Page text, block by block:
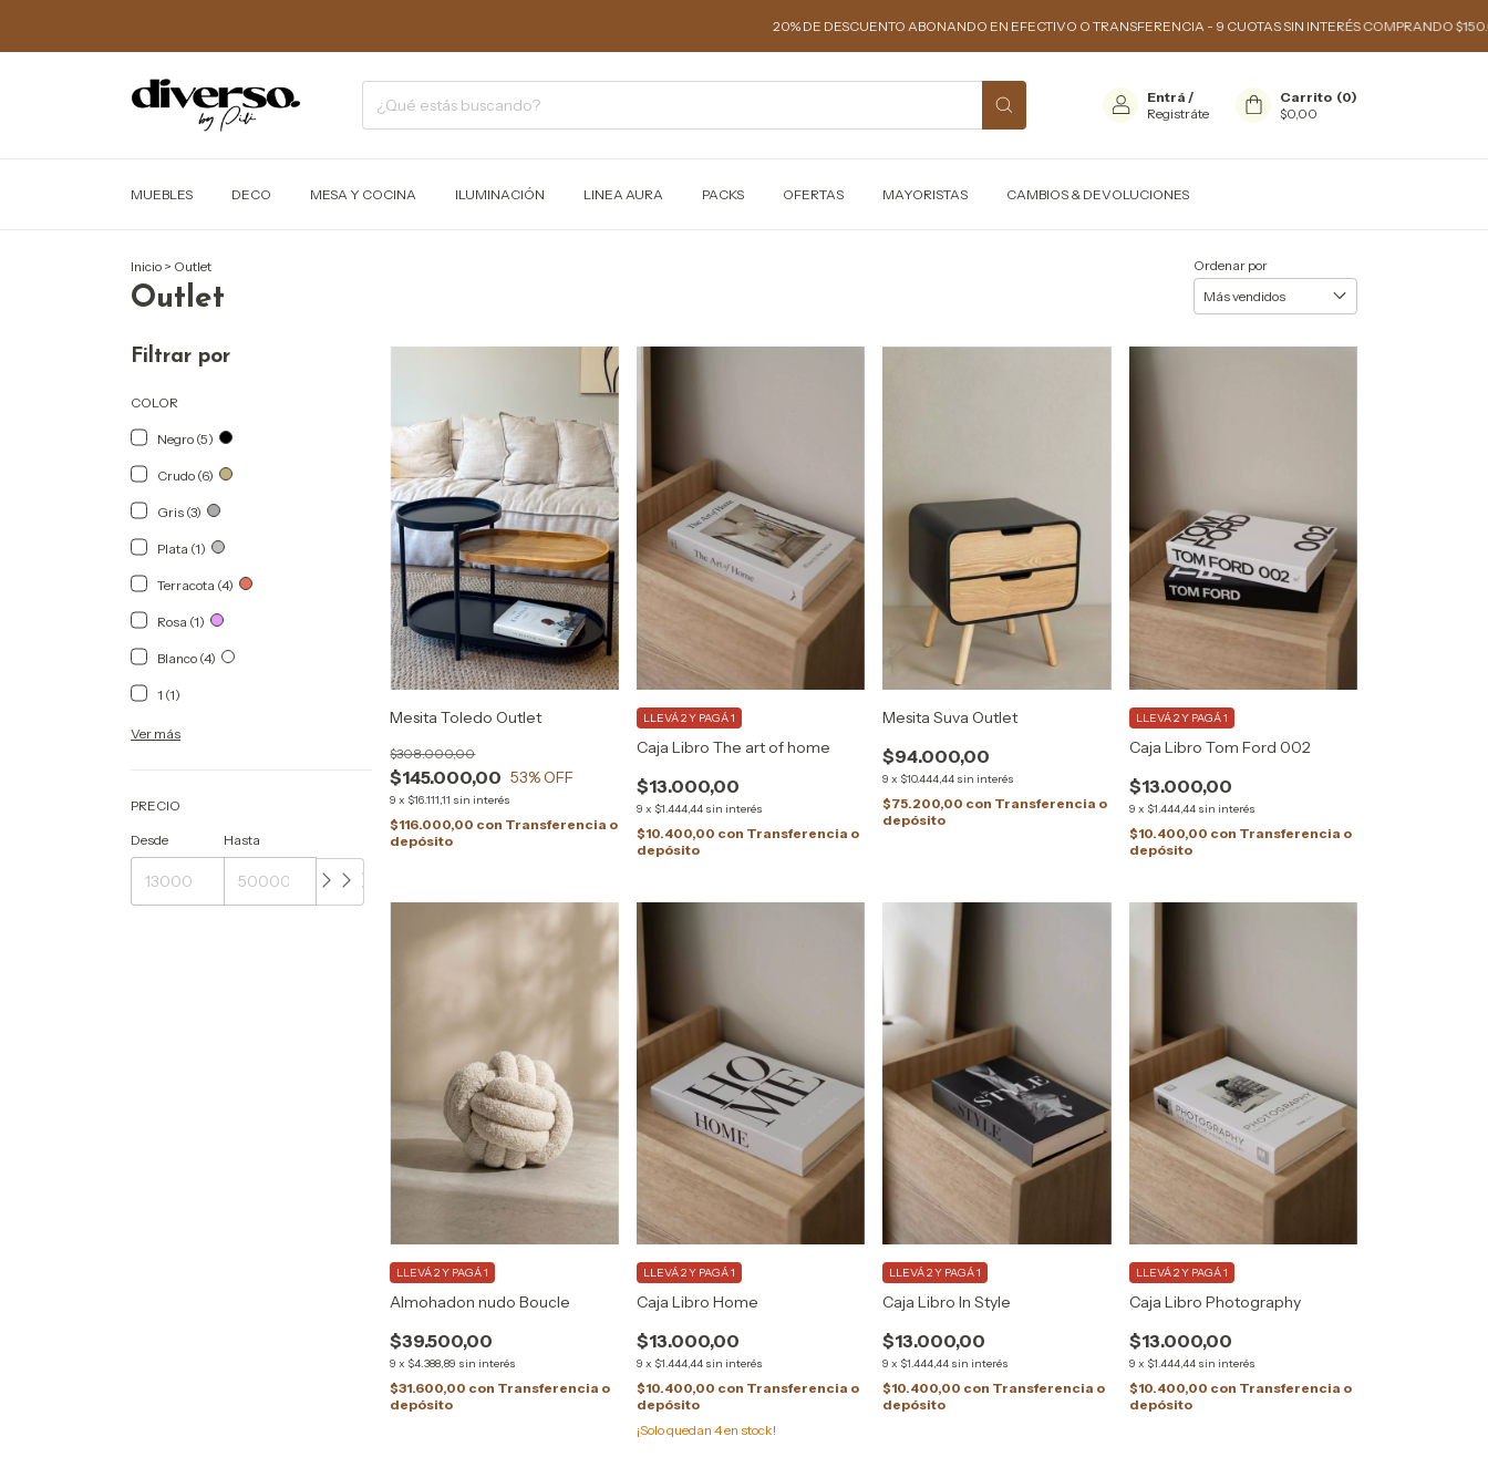
20% DE DESCUENTO ABONANDO EN EFECTIVO O TRANSFERENCIA - 9 CUOTAS SIN INTERÉS COMPRANDO $150.000 O MÁS - 3
Entrá /
Registráte
Carrito (0)
$0,00
MUEBLES DECO MESA Y COCINA ILUMINACIÓN LINEA AURA PACKS OFERTAS MAYORISTAS CAMBIOS & DEVOLUCIONES
Inicio > Outlet
Outlet
Ordenar por
Filtrar por
COLOR
Negro (5)
Crudo (6)
Gris (3)
Plata (1)
Terracota (4)
Rosa (1)
Blanco (4)
1 (1)
Ver más
PRECIO
Desde Hasta
Mesita Toledo Outlet
$145.000,00
$308.000,00
53% OFF
9 x $16.111,11 sin interés
$116.000,00 con Transferencia o
depósito
Caja Libro The art of home
$13.000,00
9 x $1.444,44 sin interés
LLEVÁ 2 Y PAGÁ 1
$10.400,00 con Transferencia o
depósito
Mesita Suva Outlet
$94.000,00
9 x $10.444,44 sin interés
$75.200,00 con Transferencia o
depósito
Caja Libro Tom Ford 002
$13.000,00
9 x $1.444,44 sin interés
LLEVÁ 2 Y PAGÁ 1
$10.400,00 con Transferencia o
depósito
Almohadon nudo Boucle
$39.500,00
9 x $4.388,89 sin interés
LLEVÁ 2 Y PAGÁ 1
$31.600,00 con Transferencia o
depósito
Caja Libro Home
$13.000,00
9 x $1.444,44 sin interés
LLEVÁ 2 Y PAGÁ 1
$10.400,00 con Transferencia o
depósito
¡Solo quedan 4en stock!
Caja Libro In Style
$13.000,00
9 x $1.444,44 sin interés
LLEVÁ 2 Y PAGÁ 1
$10.400,00 con Transferencia o
depósito
Caja Libro Photography
$13.000,00
9 x $1.444,44 sin interés
LLEVÁ 2 Y PAGÁ 1
$10.400,00 con Transferencia o
depósito